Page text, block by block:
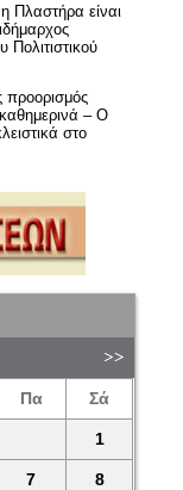
Πλαστήρα είναι
προορισμός
καθημερινά – Ο
στο
Πα Σά
1
7 8